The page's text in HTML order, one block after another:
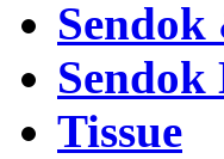
Tissue